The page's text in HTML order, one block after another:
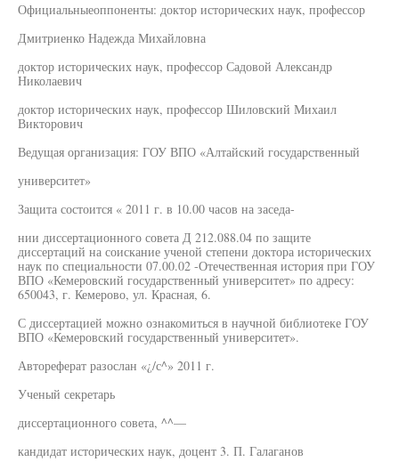
Официальныеоппоненты: доктор исторических наук, профессор
Дмитриенко Надежда Михайловна
доктор исторических наук, профессор Садовой Александр
Николаевич
доктор исторических наук, профессор Шиловский Михаил
Викторович
Ведущая организация: ГОУ ВПО «Алтайский государственный
университет»
Защита состоится « 2011 г. в 10.00 часов на заседа-
нии диссертационного совета Д 212.088.04 по защите
диссертаций на соискание ученой степени доктора исторических
наук по специальности 07.00.02 -Отечественная история при ГОУ
ВПО «Кемеровский государственный университет» по адресу:
650043, г. Кемерово, ул. Красная, 6.
С диссертацией можно ознакомиться в научной библиотеке ГОУ
ВПО «Кемеровский государственный университет».
Автореферат разослан «¿/с^» 2011 г.
Ученый секретарь
диссертационного совета, ^^—
кандидат исторических наук, доцент 3. П. Галаганов